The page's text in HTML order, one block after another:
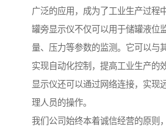
广泛的应用，成为了工业生产过程
罐旁显示仪不仅可以用于储罐液位
量、压力等参数的监测。它可以与
实现自动化控制，提高工业生产的
显示仪还可以通过网络连接，实现
理人员的操作。
我们公司始终本着诚信经营的原则